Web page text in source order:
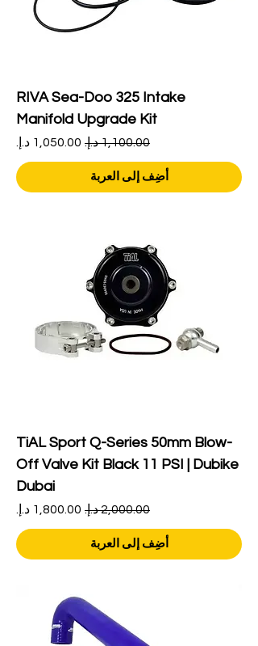
RIVA Sea-Doo 325 Intake
Manifold Upgrade Kit
سعر عادي سعر البيع
أضِف إلى العربة
TiAL Sport Q-Series 50mm Blow-
Off Valve Kit Black 11 PSI | Dubike
Dubai
سعر عادي سعر البيع
أضِف إلى العربة